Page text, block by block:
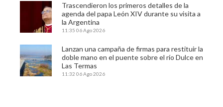
Trascendieron los primeros detalles de la
agenda del papa León XIV durante su visita a
la Argentina
11:35 06 Ago 2026
Lanzan una campaña de firmas para restituir la
doble mano en el puente sobre el río Dulce en
Las Termas
11:32 06 Ago 2026